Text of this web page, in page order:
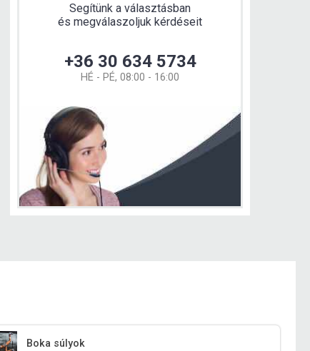
Segítünk a választásban
és megválaszoljuk kérdéseit
+36 30 634 5734
HÉ - PÉ, 08:00 - 16:00
Boka súlyok